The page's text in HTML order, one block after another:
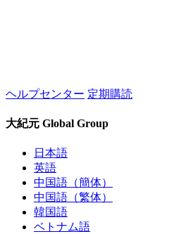
ヘルプセンター 定期購読
大紀元 Global Group
日本語
英語
中国語（簡体）
中国語（繁体）
韓国語
ベトナム語